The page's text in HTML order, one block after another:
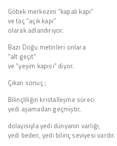
Göbek merkezini “kapalı kapı”
ve taç “açık kapı”
olarak adlandırıyor.
Bazı Doğu metinleri onlara
“alt geçit”
ve “yeşim kapısı” diyor.
Çıkan sonuç ;
Bilinçliliğin kristalleşme süreci
yedi aşamadan geçmiştir,
dolayısıyla yedi dünyanın varlığı,
yedi beden, yedi bilinç seviyesi vardır.